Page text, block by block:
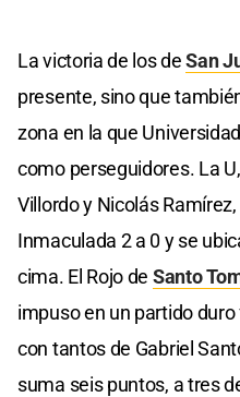
La victoria de los deSan
presente, sino que
zona en la que
como perseguidores. La
Villordo y Nicolás
Inmaculada 2 a 0 y se
cima. El Rojo de Santo
impuso en un partido
con tantos de Gabriel
suma seis puntos, a tres